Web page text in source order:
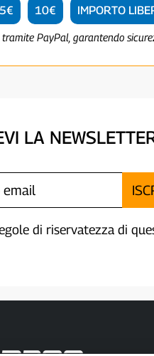
5€ 10€ IMPORTO
PayPal, garantendo
LA
di riservatezza di